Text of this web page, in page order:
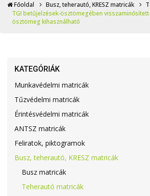
Főoldal Busz, teherautó, KRESZ matricák
TGI betűjelzések-ösztömegében
ösztömeg kihasználható
KATEGÓRIÁK
Munkavédelmi matricák
Tűzvédelmi matricák
Érintésvédelmi matricák
ANTSZ matricák
Feliratok, piktogramok
Busz, teherautó, KRESZ matricák
Busz matricák
Teherautó matricák